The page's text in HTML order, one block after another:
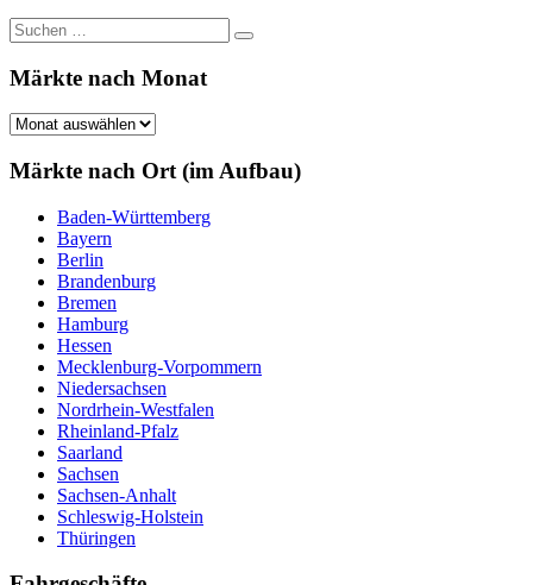
Suchen
nach:
Suchen
Märkte nach Monat
Märkte
Monat
Märkte nach Ort (im Aufbau)
Baden-Württemberg
Bayern
Berlin
Brandenburg
Bremen
Hamburg
Hessen
Mecklenburg-Vorpommern
Niedersachsen
Nordrhein-Westfalen
Rheinland-Pfalz
Saarland
Sachsen
Sachsen-Anhalt
Schleswig-Holstein
Thüringen